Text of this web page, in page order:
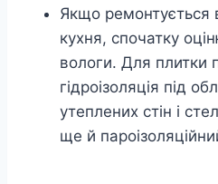
Якщо ремонтується
кухня, спочатку
вологи. Для плитки
гідроізоляція під
утеплених стін і
ще й